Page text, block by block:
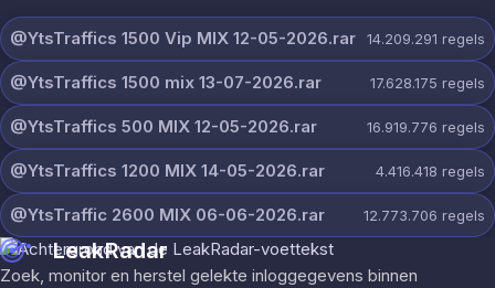
@YtsTraffics 1500 Vip MIX 12-05-2026.rar 14.209.291 regels
@YtsTraffics 1500 mix 13-07-2026.rar 17.628.175 regels
@YtsTraffics 500 MIX 12-05-2026.rar 16.919.776 regels
@YtsTraffics 1200 MIX 14-05-2026.rar 4.416.418 regels
@YtsTraffic 2600 MIX 06-06-2026.rar 12.773.706 regels
LeakRadar
Zoek, monitor en herstel gelekte inloggegevens binnen